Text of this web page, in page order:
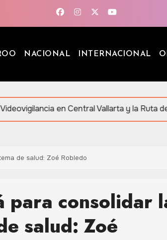
NACIONAL INTERNACIONAL
Vallarta y la Ruta de los Cenotes
de salud: Zoé Robledo
para consolidar
salud: Zoé